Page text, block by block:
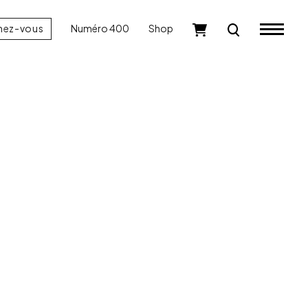
vous Numéro 400 Shop